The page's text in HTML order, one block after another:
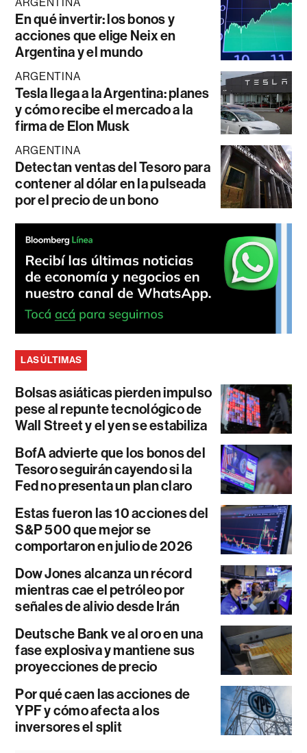
En qué invertir: los bonos y
acciones que elige Neix en
Argentina y el mundo
ARGENTINA
Tesla llega a la Argentina: planes
y cómo recibe el mercado a la
firma de Elon Musk
ARGENTINA
Detectan ventas del Tesoro para
contener al dólar en la pulseada
por el precio de un bono
LAS ÚLTIMAS
Bolsas asiáticas pierden impulso
pese al repunte tecnológico de
Wall Street y el yen se estabiliza
BofA advierte que los bonos del
Tesoro seguirán cayendo si la
Fed no presenta un plan claro
Estas fueron las 10 acciones del
S&P 500 que mejor se
comportaron en julio de 2026
Dow Jones alcanza un récord
mientras cae el petróleo por
señales de alivio desde Irán
Deutsche Bank ve al oro en una
fase explosiva y mantiene sus
proyecciones de precio
Por qué caen las acciones de
YPF y cómo afecta a los
inversores el split